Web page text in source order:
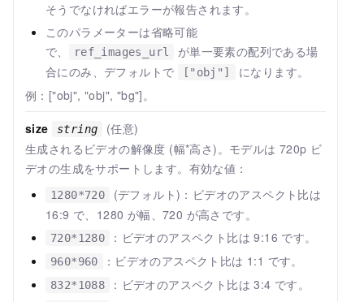
そうでなければエラーが報告されます。
このパラメーターは省略可能
で、
ref_images_url
が単一要素の配列である場
合にのみ、デフォルトで
["obj"]
になります。
例：["obj", "obj", "bg"]。
size string
(任意)
生成されるビデオの解像度 (幅*高さ)。モデルは 720p ビ
デオの生成をサポートします。有効な値：
1280*720
(デフォルト)：ビデオのアスペクト比は
16:9 で、1280 が幅、720 が高さです。
720*1280 ：ビデオのアスペクト比は 9:16 です。
960*960 ：ビデオのアスペクト比は 1:1 です。
832*1088
：ビデオのアスペクト比は 3:4 です。